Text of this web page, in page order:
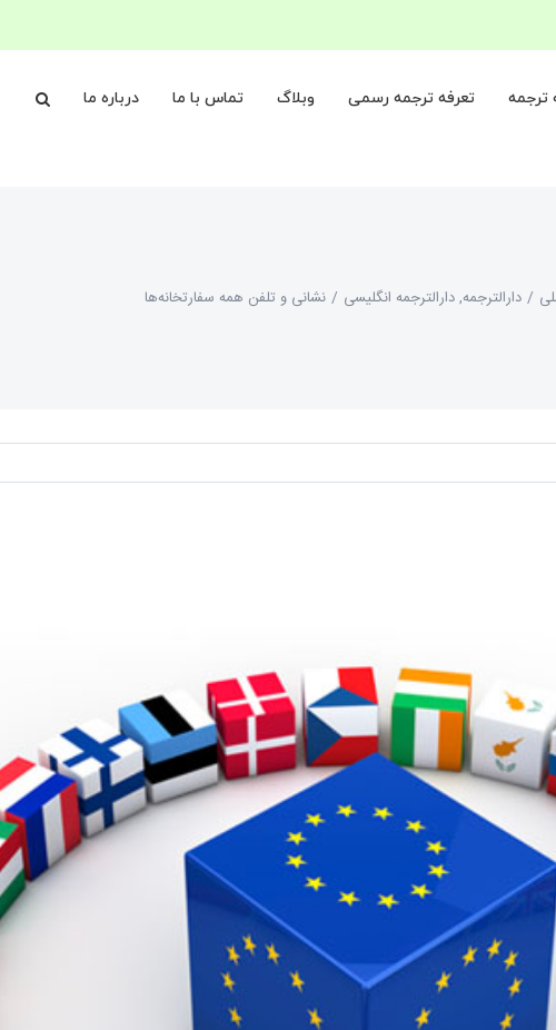
ترجمه تعرفه ترجمه رسمی وبلاگ تماس با ما درباره ما
/ دارالترجمه,دارالترجمه انگلیسی / نشانی و تلفن همه سفارتخانه‌ها